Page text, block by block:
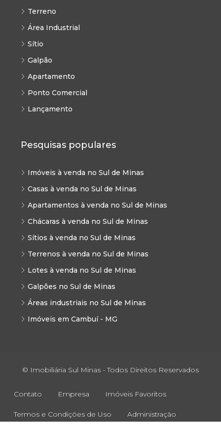
Terreno
Área Industrial
Sítio
Galpão
Apartamento
Ponto Comercial
Lançamento
Pesquisas populares
Imóveis à venda no Sul de Minas
Casas à venda no Sul de Minas
Apartamentos à venda no Sul de Minas
Chácaras à venda no Sul de Minas
Sítios à venda no Sul de Minas
Terrenos à venda no Sul de Minas
Lotes à venda no Sul de Minas
Galpões no Sul de Minas
Áreas industriais no Sul de Minas
Imóveis em Cambuí - MG
© Imobiliária Sul Minas - Todos Direitos Reservados
Contato Empresa Imóveis Favoritos
Termos e Condições de Uso Administração